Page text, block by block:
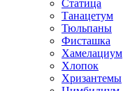
Статица
Танацетум
Тюльпаны
Фисташка
Хамелациум
Хлопок
Хризантемы